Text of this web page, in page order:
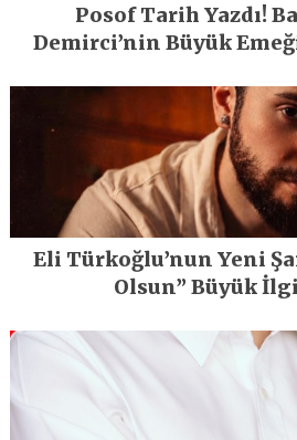
Posof Tarih Yazdı!
Demirci’nin Büyük
Eli Türkoğlu’nun Yeni
Olsun” Büyük